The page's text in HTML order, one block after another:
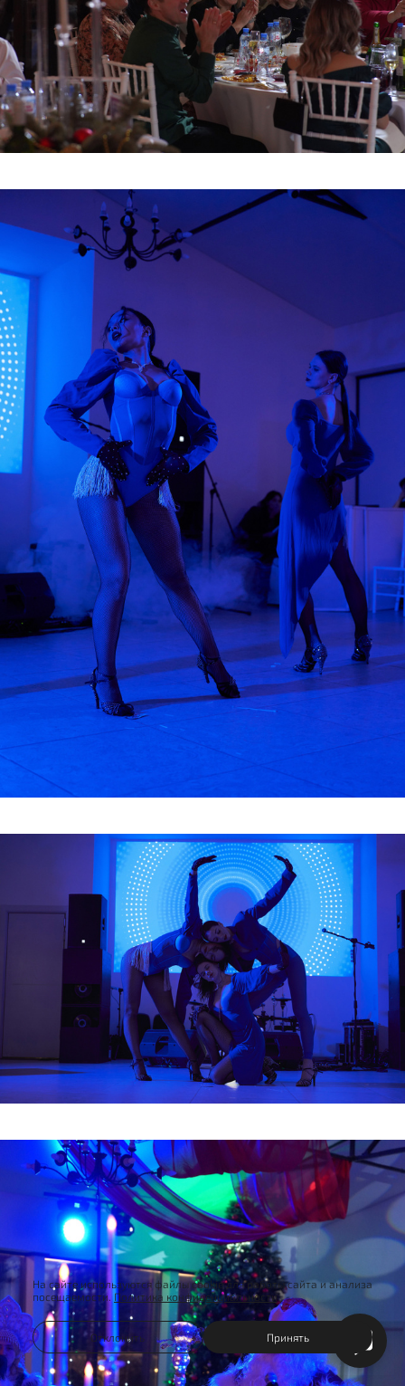
На сайте используются файлы cookie для работы сайта и анализа
посещаемости. Политика конфиденциальности
Отклонить Принять